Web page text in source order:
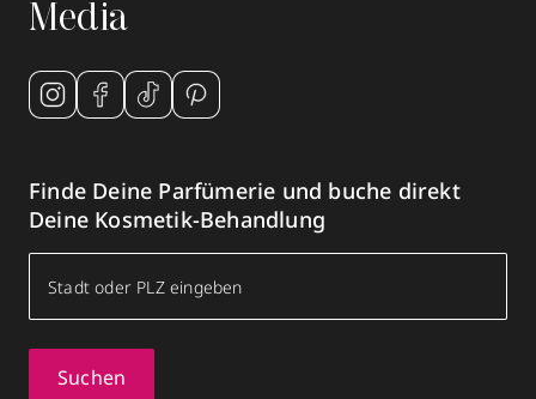
Media
Finde Deine Parfümerie und buche direkt
Deine Kosmetik-Behandlung
Suchen